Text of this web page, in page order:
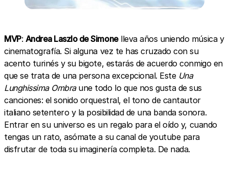
MVP: Andrea Laszlo de Simonelleva años uniendo música y
cinematografía. Si alguna vez te has cruzado con su
acento turinés y su bigote, estarás de acuerdo conmigo en
que se trata de una persona excepcional. Este Una
Lunghissima Ombra une todo lo que nos gusta de sus
canciones: el sonido orquestral, el tono de cantautor
italiano setentero y la posibilidad de una banda sonora.
Entrar en su universo es un regalo para el oído y, cuando
tengas un rato, asómate a su canal de youtube para
disfrutar de toda su imaginería completa. De nada.